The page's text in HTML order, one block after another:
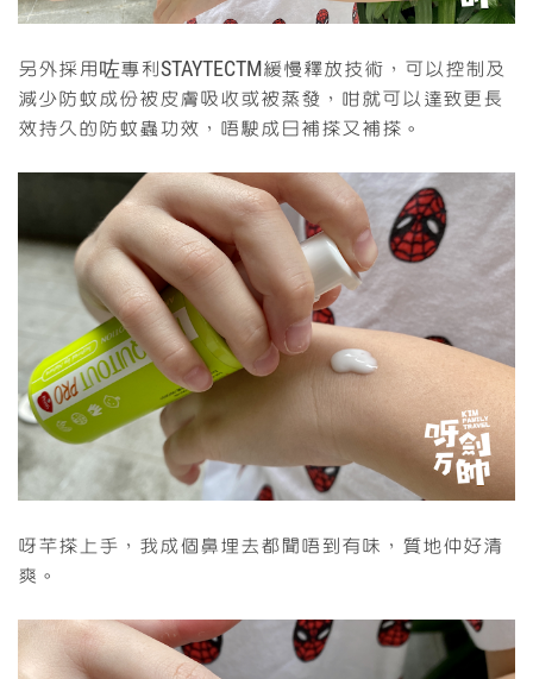
另外採用咗專利STAYTECTM緩慢釋放技術，可以控制及
減少防蚊成份被皮膚吸收或被蒸發，咁就可以達致更長
效持久的防蚊蟲功效，唔駛成日補搽又補搽。
呀芊搽上手，我成個鼻埋去都聞唔到有味，質地仲好清
爽。